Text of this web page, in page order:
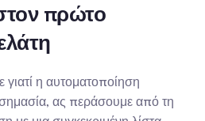
πρώτο
η αυτοματοποίηση
ας περάσουμε από τη